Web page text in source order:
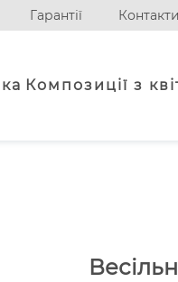
Гарантії Контакти
Композиції з